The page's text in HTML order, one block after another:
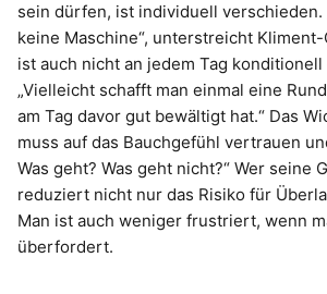
sein dürfen, ist individuell verschieden.
keine Maschine“, unterstreicht Kliment-
ist auch nicht an jedem Tag
„Vielleicht schafft man einmal eine
am Tag davor gut bewältigt hat.“ Das
muss auf das Bauchgefühl vertrauen
Was geht? Was geht nicht?“ Wer seine
reduziert nicht nur das Risiko für
Man ist auch weniger frustriert, wenn
überfordert.